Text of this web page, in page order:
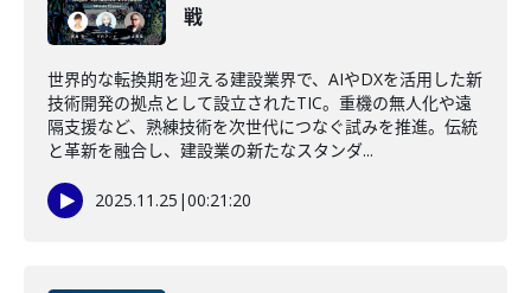
戦
世界的な転換期を迎える建設業界で、AIやDXを活用した新
技術開発の拠点として設立されたTIC。重機の無人化や遠
隔支援など、熟練技術を次世代につなぐ試みを推進。伝統
と革新を融合し、建設業の新たなスタンダ...
2025.11.25 |00:21:20